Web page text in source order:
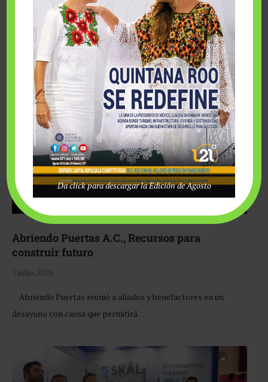
Fairmont Mayakoba y Make-A-Wish México unieron
esfuerzos para hacer realidad el deseo de una …
Abriendo Puertas A.C., Recursos para
construir futuro
1 julio, 2026
Abriendo Puertas reunió a aliados y benefactores en un
desayuno con causa que permitirá …
Da click para descargar la Edición de Agosto